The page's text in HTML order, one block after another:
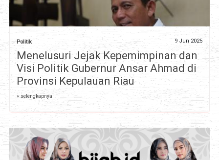
Politik 9 Jun 2025
Menelusuri Jejak Kepemimpinan dan
Visi Politik Gubernur Ansar Ahmad di
Provinsi Kepulauan Riau
» selengkapnya